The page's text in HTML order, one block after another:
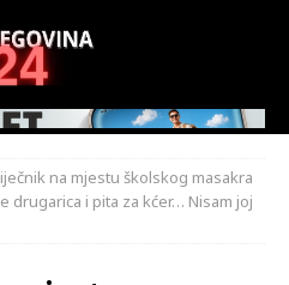
drugarica i pita za kćer… Nisam joj